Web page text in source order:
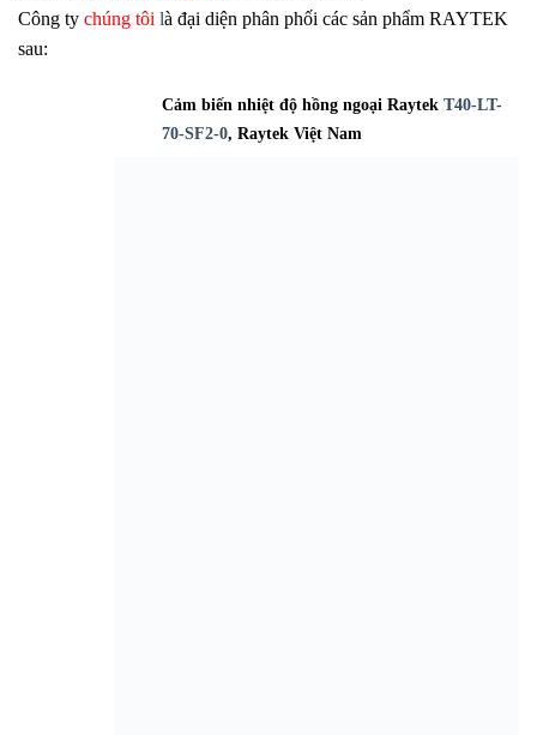
Công ty chúng tôi là đại diện phân phối các sản phẩm RAYTEK
sau:
Cảm biến nhiệt độ hồng ngoại Raytek T40-LT-
70-SF2-0, Raytek Việt Nam